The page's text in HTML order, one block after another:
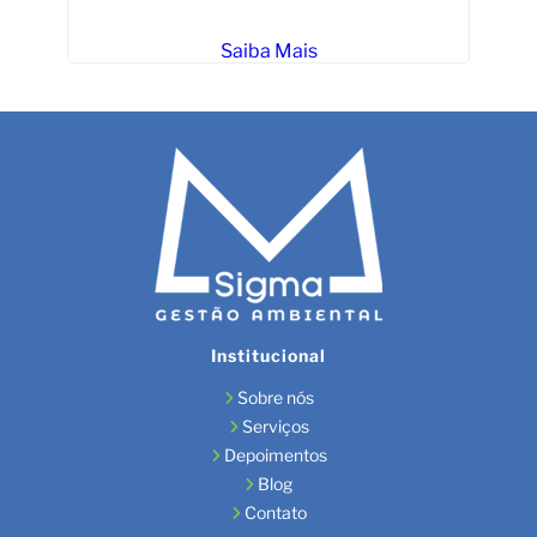
Saiba Mais
Institucional
Sobre nós
Serviços
Depoimentos
Blog
Contato